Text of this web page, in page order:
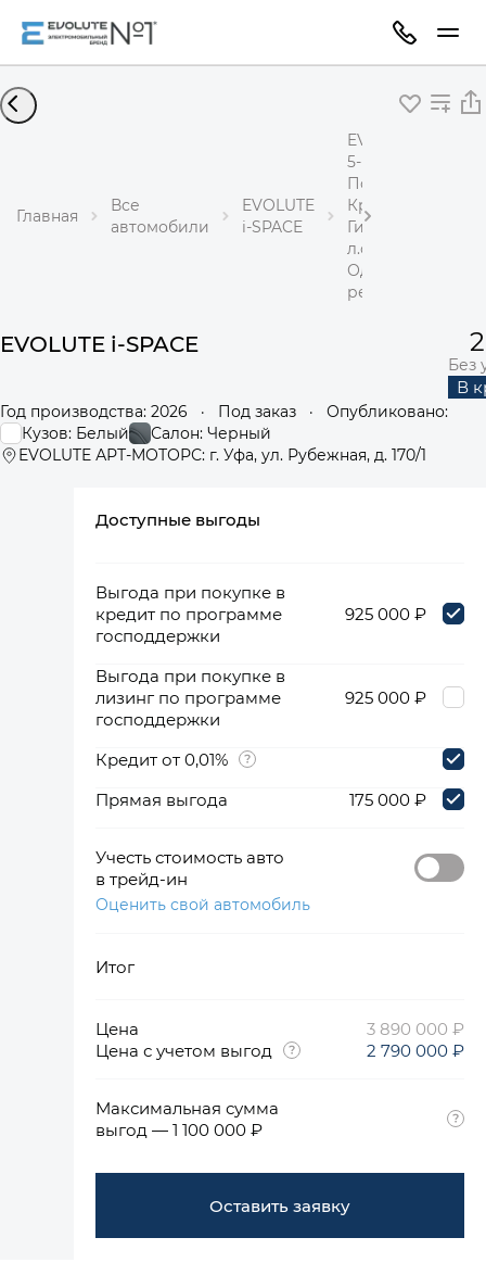
Главная
Все
автомобили
EVOLUTE
i-SPACE
EVOLUTE i-SPACE
5-местный
Полный привод
Кроссовер
Гибрид 1,5 л 367
л.с.
редуктор
EVOLUTE i-SPACE
Год производства: 2026 · Под заказ ·
Опубликовано:
Кузов: Белый
Салон: Черный
EVOLUTE АРТ-МОТОРС: г. Уфа, ул. Рубежная, д. 170/1
Без
В
Доступные выгоды
Выгода при покупке в
кредит по программе
господдержки
925 000 ₽
Выгода при покупке в
лизинг по программе
господдержки
925 000 ₽
Кредит от 0,01%
Прямая выгода
175 000 ₽
Учесть стоимость авто
в трейд-ин
Оценить свой автомобиль
Итог
Цена
3 890 000 ₽
Цена с учетом выгод
2 790 000 ₽
Максимальная сумма
выгод — 1 100 000 ₽
Оставить заявку